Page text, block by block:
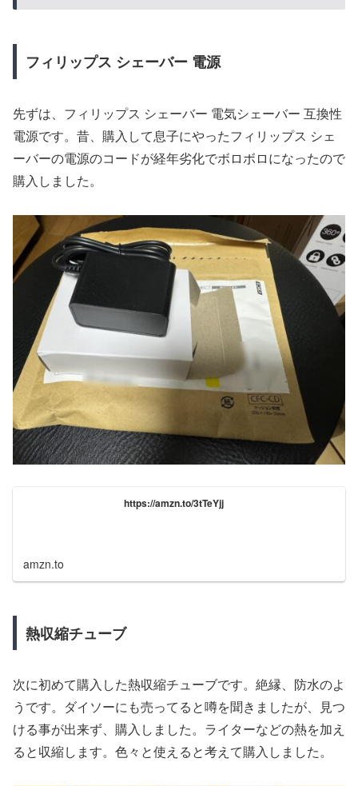
フィリップス シェーバー 電源
先ずは、フィリップス シェーバー 電気シェーバー 互換性
電源です。昔、購入して息子にやったフィリップス シェ
ーバーの電源のコードが経年劣化でボロボロになったので
購入しました。
https://amzn.to/3tTeYjj
amzn.to
熱収縮チューブ
次に初めて購入した熱収縮チューブです。絶縁、防水のよ
うです。ダイソーにも売ってると噂を聞きましたが、見つ
ける事が出来ず、購入しました。ライターなどの熱を加え
ると収縮します。色々と使えると考えて購入しました。